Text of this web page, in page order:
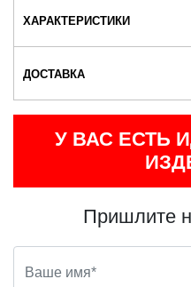
ХАРАКТЕРИСТИКИ
ДОСТАВКА
У ВАС ЕСТЬ
Пришлите